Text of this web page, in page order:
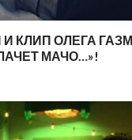
КЛИП ОЛЕГА
МАЧО…»!